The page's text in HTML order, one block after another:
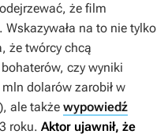
że film
na to nie tylko
że twórcy chcą
czy wyniki
dolarów zarobił w
ale także wypowiedź
roku. Aktor ujawnił, że